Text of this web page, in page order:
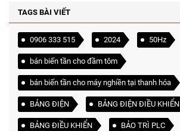
TAGS BÀI VIẾT
0906 333 515 2024 50Hz
bán biến tần cho đầm tôm
bán biến tần cho máy nghiền tại thanh hóa
BẢNG ĐIỆN BẢNG ĐIỆN ĐIỀU KHIỂN
BẢNG ĐIỀU KHIỂN BẢO TRÌ PLC